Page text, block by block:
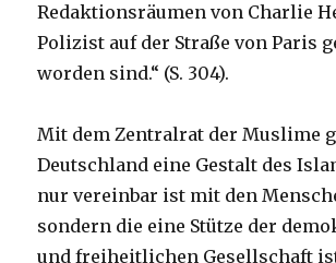
Redaktionsräumen von Charlie
Polizist auf der Straße von Paris
worden sind.“ (S. 304).
Mit dem Zentralrat der Muslime
Deutschland eine Gestalt des
nur vereinbar ist mit den
sondern die eine Stütze der
und freiheitlichen Gesellschaft